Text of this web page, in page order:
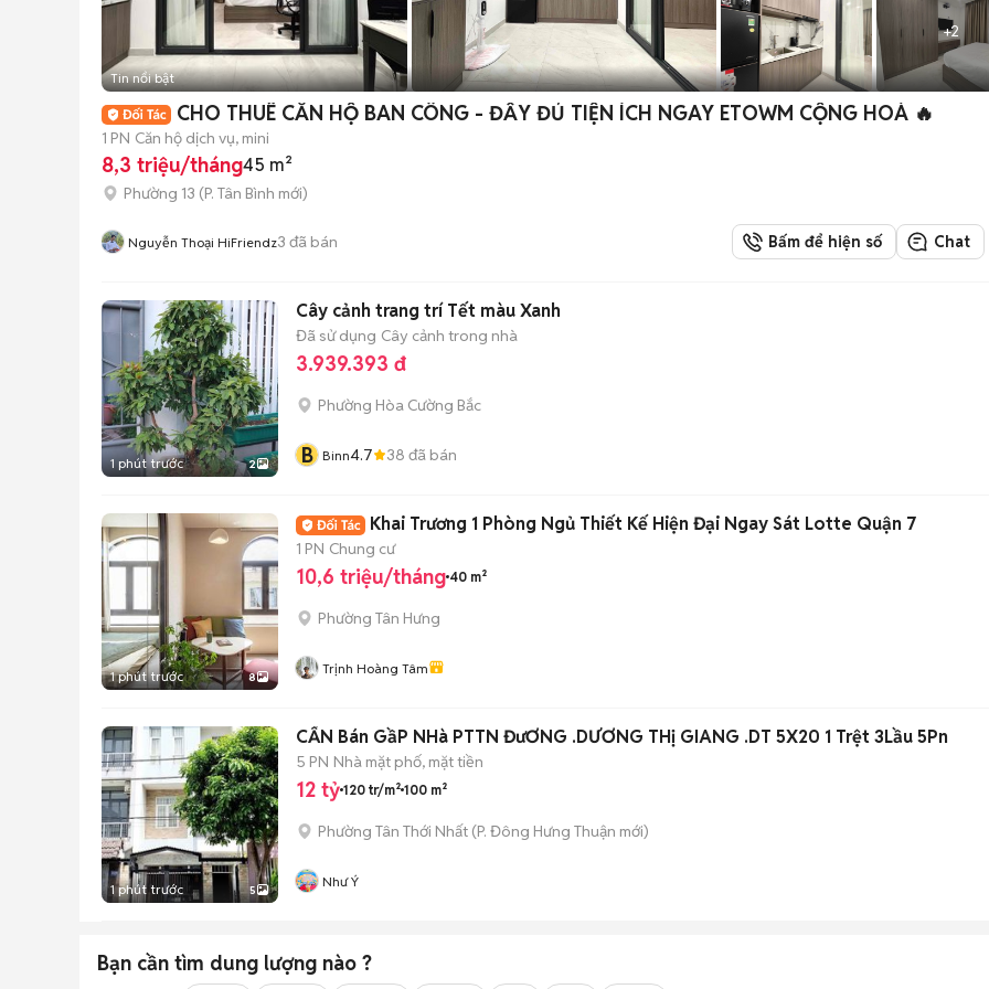
+2
Tin nổi bật
CHO THUÊ CĂN HỘ BAN CÔNG - ĐẦY ĐỦ TIỆN ÍCH NGAY ETOWM CỘNG HOÀ 🔥
1 PN Căn hộ dịch vụ, mini
8,3 triệu/tháng45 m²
Phường 13 (P. Tân Bình mới)
Nguyễn Thoại HiFriendz3 đã bán Bấm để hiện số Chat
1 phút trước 2
Cây cảnh trang trí Tết màu Xanh
Đã sử dụng Cây cảnh trong nhà
3.939.393 đ
Phường Hòa Cường Bắc
B Binn4.7 38 đã bán
1 phút trước 8
Khai Trương 1 Phòng Ngủ Thiết Kế Hiện Đại Ngay Sát Lotte Quận 7
1 PN Chung cư
10,6 triệu/tháng 40 m²
Phường Tân Hưng
Trịnh Hoàng Tâm
1 phút trước 5
CẨN Bán GầP NHà PTTN ĐưƠNG .DƯƠNG THị GIANG .DT 5X20 1 Trệt 3Lầu 5Pn
5 PN Nhà mặt phố, mặt tiền
12 tỷ 120 tr/m² 100 m²
Phường Tân Thới Nhất (P. Đông Hưng Thuận mới)
Như Ý
Bạn cần tìm dung lượng nào ?